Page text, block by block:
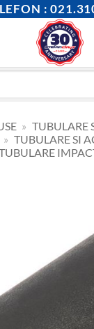
:
» TUBULARE
» TUBULARE SI